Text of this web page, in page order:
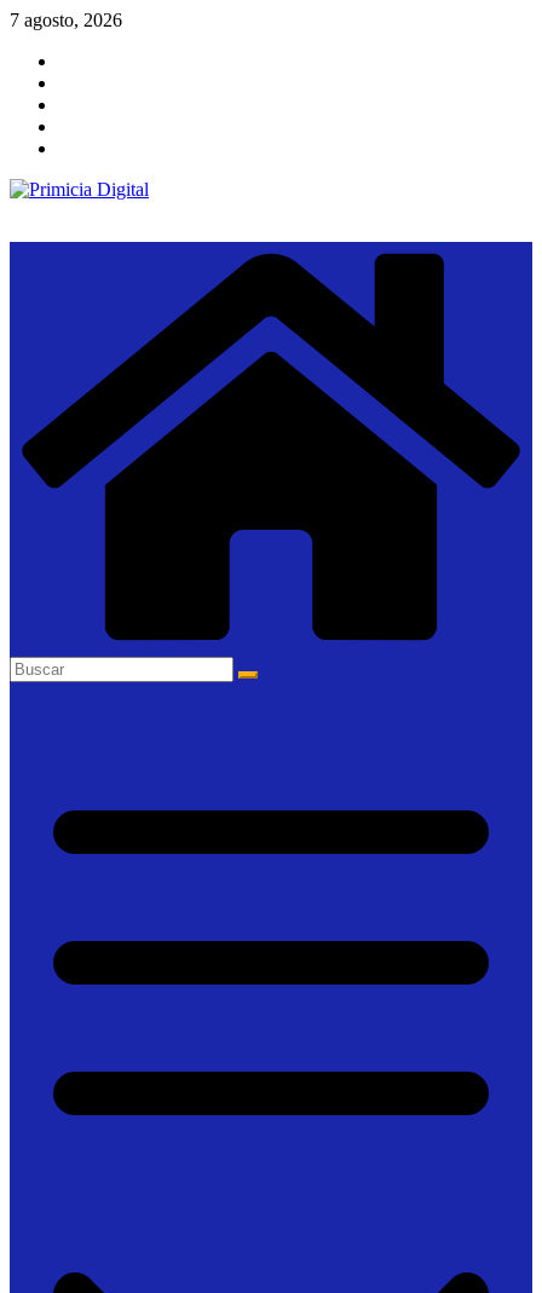
Saltar
contenido
7 agosto, 2026